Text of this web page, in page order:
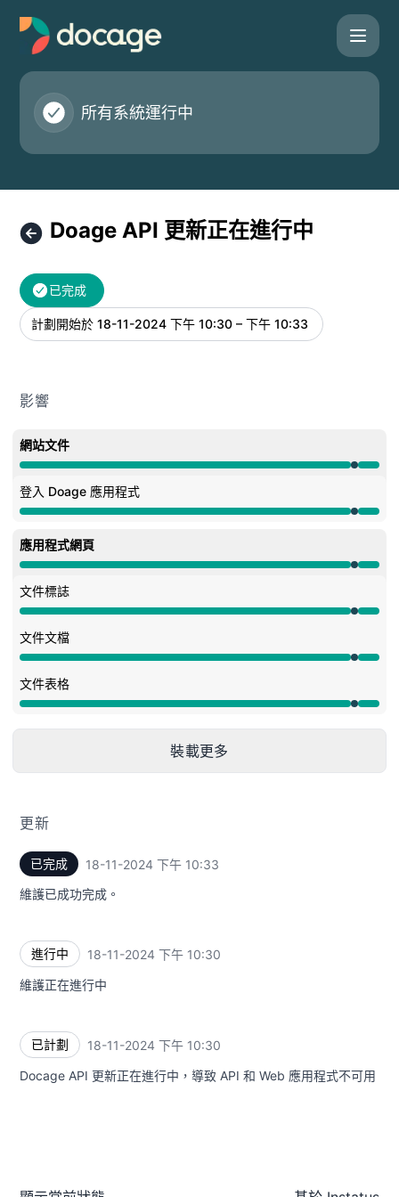
所有系統運行中
Doage API 更新正在進行中
已完成
計劃開始於 18-11-2024 下午 10:30 – 下午 10:33 UTC
影響
網站文件
維護中 undefined 10:30 PM 至 10:33 PM
登入 Doage 應用程式
維護中 undefined 10:30 PM 至 10:33 PM
應用程式網頁
維護中 undefined 10:30 PM 至 10:33 PM
文件標誌
維護中 undefined 10:30 PM 至 10:33 PM
文件文檔
維護中 undefined 10:30 PM 至 10:33 PM
文件表格
維護中 undefined 10:30 PM 至 10:33 PM
裝載更多
更新
已完成 18-11-2024 下午 10:33
維護已成功完成。
進行中 18-11-2024 下午 10:30
維護正在進行中
已計劃 18-11-2024 下午 10:30
Docage API 更新正在進行中，導致 API 和 Web 應用程式不可用